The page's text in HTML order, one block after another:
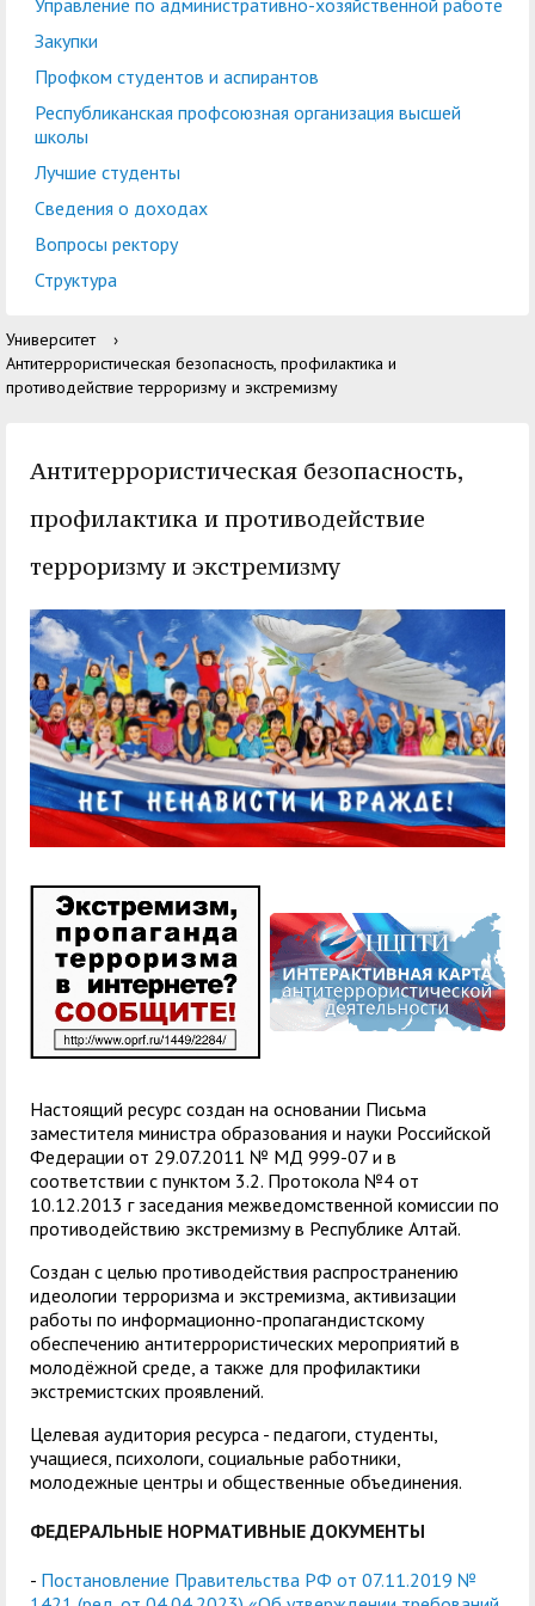
Международная
деятельность
Управление по
административно-
Закупки
Республиканская
организация высшей
школы
Вопросы ректору
Центр тестирования
иностранных граждан
по русскому языку
Центр развития
компетенций
Центр русского языка
представителей)
несовершеннолетних
Образовательный
модуль «Обучение
Информация о
предоставлении
отпуска обучающимся
Управление по административно-хозяйственной работе
Закупки
Профком студентов и аспирантов
Республиканская профсоюзная организация высшей
школы
Лучшие студенты
Сведения о доходах
Вопросы ректору
Структура
Университет
›
Антитеррористическая безопасность, профилактика и
противодействие терроризму и экстремизму
Антитеррористическая безопасность,
профилактика и противодействие
терроризму и экстремизму
Настоящий ресурс создан на основании Письма
заместителя министра образования и науки Российской
Федерации от 29.07.2011 № МД 999-07 и в
соответствии с пунктом 3.2. Протокола №4 от
10.12.2013 г заседания межведомственной комиссии по
противодействию экстремизму в Республике Алтай.
Создан с целью противодействия распространению
идеологии терроризма и экстремизма, активизации
работы по информационно-пропагандистскому
обеспечению антитеррористических мероприятий в
молодёжной среде, а также для профилактики
экстремистских проявлений.
Целевая аудитория ресурса - педагоги, студенты,
учащиеся, психологи, социальные работники,
молодежные центры и общественные объединения.
ФЕДЕРАЛЬНЫЕ НОРМАТИВНЫЕ ДОКУМЕНТЫ
- Постановление Правительства РФ от 07.11.2019 №